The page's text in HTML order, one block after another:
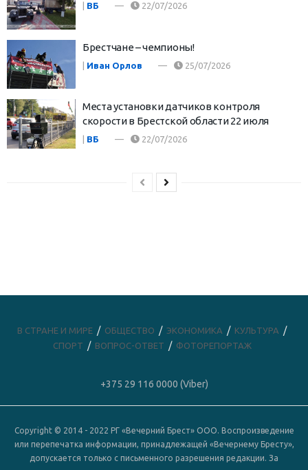
ВБ 22/07/2026
Брестчане – чемпионы!
| Иван Орлов 25/07/2026
Места установки датчиков контроля
скорости в Брестской области 22 июля
ВБ 22/07/2026
В СТРАНЕ И МИРЕ ОБЩЕСТВО ЭКОНОМИКА
КУЛЬТУРА
СПОРТ
ВОПРОС-ОТВЕТ ФОТОРЕПОРТАЖ
+375 29 116 0000 (Viber)
Copyright © 2014 - 2022 РГ «Вечерний Брест» ООО. Воспроизведение
или перепечатка информации, принадлежащей «Вечернему Бресту»,
допускается только с письменного разрешения редакции. За